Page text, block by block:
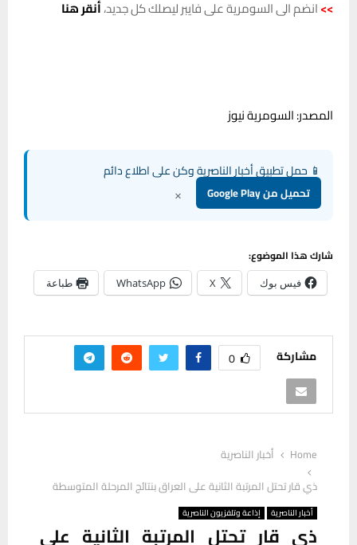
>>انضم الى السومرية على فايبر ليصلك كل جديد،أنقر هنا
المصدر: السومرية نيوز
📱 حمل تطبيق أخبار الناصرية وكن على اطلاع دائم
تحميل من Google Play ×
شارك هذا الموضوع:
فيس بوك X
WhatsApp طباعة
مشاركة 0
Home
أخبار الناصرية
ذي قار تحتل المرتبة الثانية على العراق بنتائج المرحلة المتوسطة
أخبار الناصرية إذاعة وتلفزيون الناصرية
ذي قار تحتل المرتبة الثانية على